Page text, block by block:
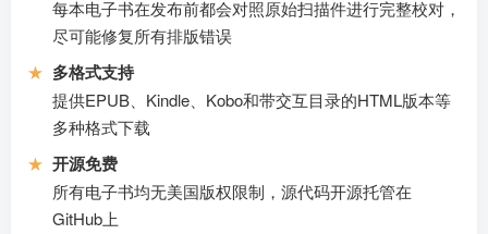
每本电子书在发布前都会对照原始扫描件进行完整校对，
尽可能修复所有排版错误
★ 多格式支持
提供EPUB、Kindle、Kobo和带交互目录的HTML版本等
多种格式下载
★ 开源免费
所有电子书均无美国版权限制，源代码开源托管在
GitHub上